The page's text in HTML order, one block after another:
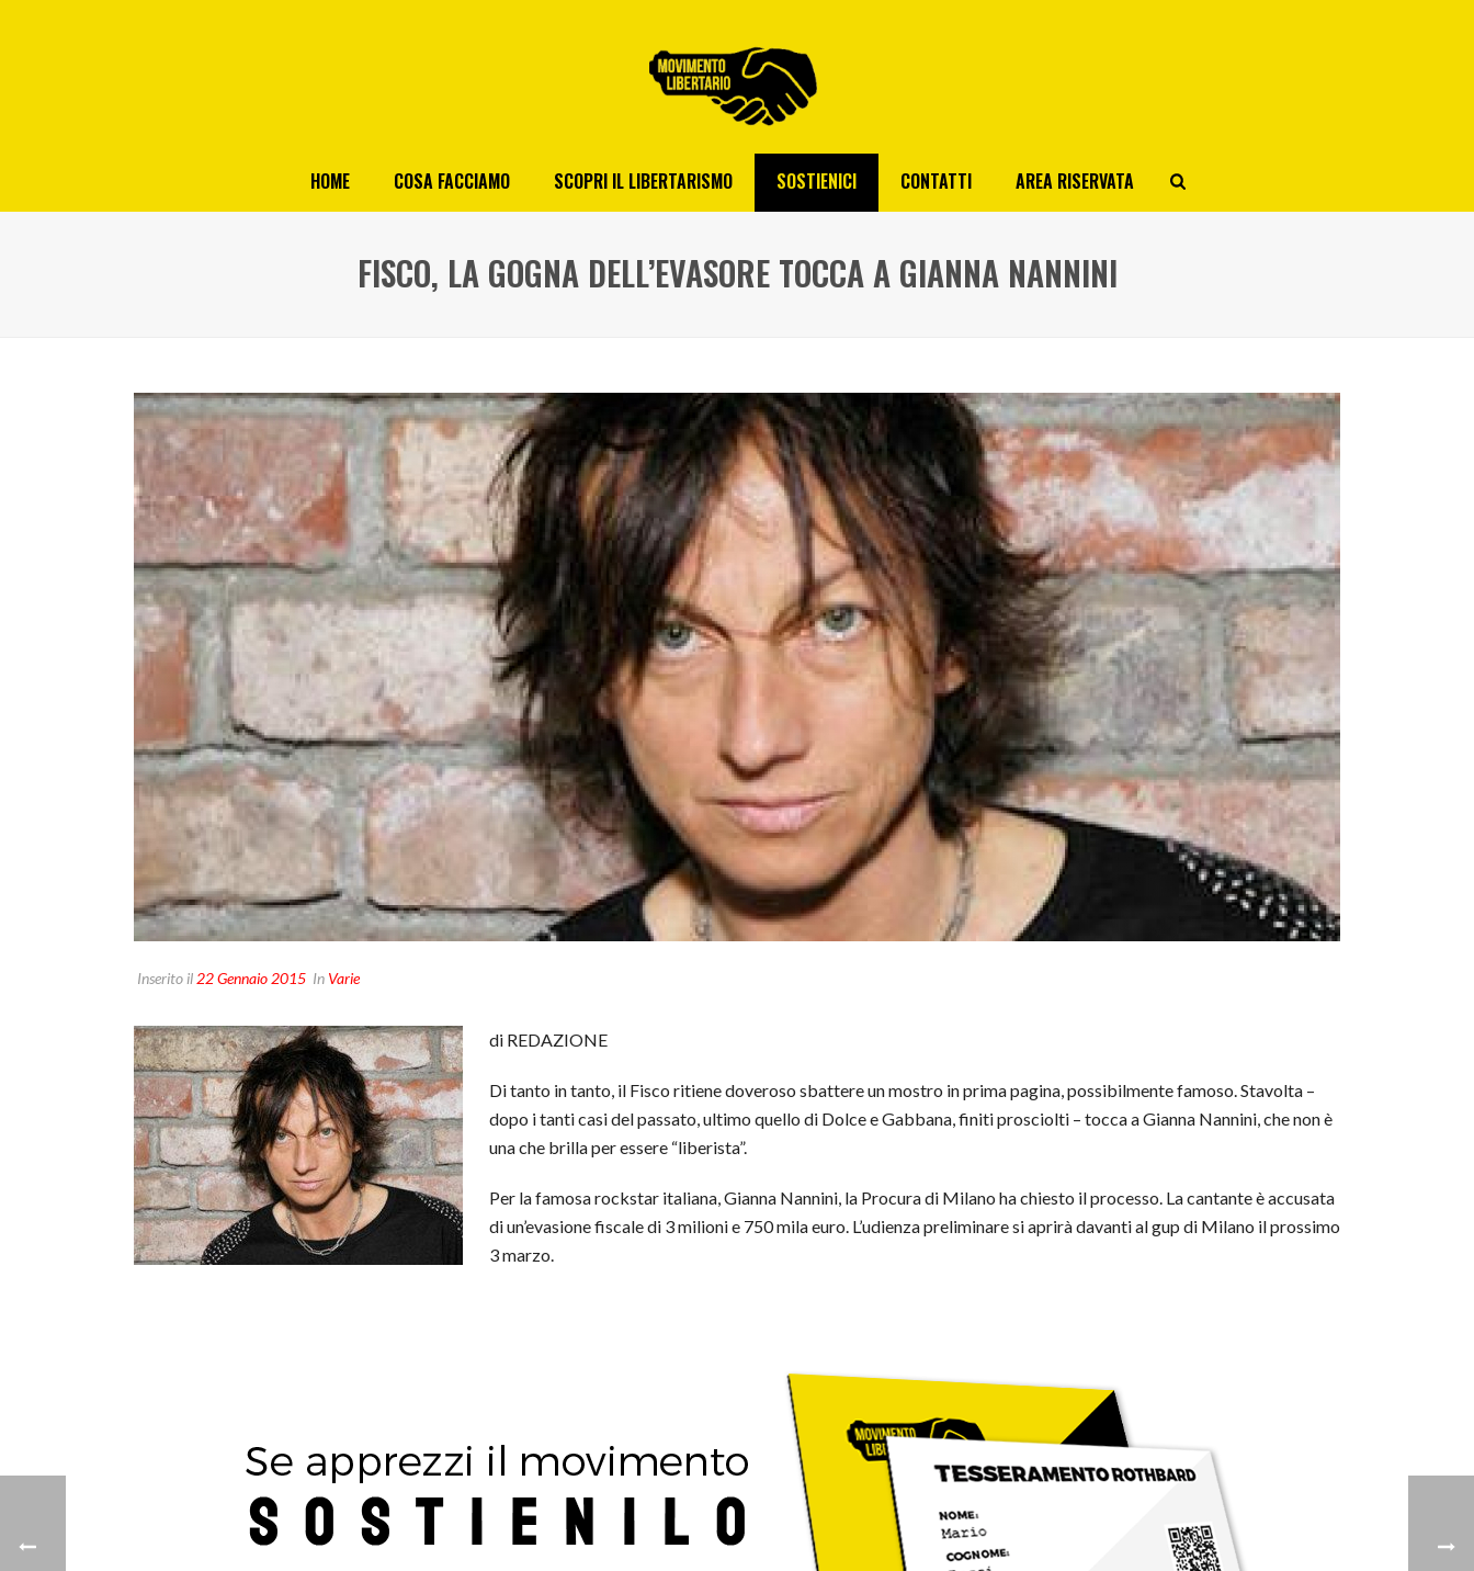
HOME COSA FACCIAMO SCOPRI IL LIBERTARISMO SOSTIENICI CONTATTI AREA RISERVATA
FISCO, LA GOGNA DELL’EVASORE TOCCA A GIANNA NANNINI
Inserito il 22 Gennaio 2015 In Varie
di REDAZIONE
Di tanto in tanto, il Fisco ritiene doveroso sbattere un mostro in prima pagina, possibilmente famoso. Stavolta –
dopo i tanti casi del passato, ultimo quello di Dolce e Gabbana, finiti prosciolti – tocca a Gianna Nannini, che non è
una che brilla per essere “liberista”.
Per la famosa rockstar italiana, Gianna Nannini, la Procura di Milano ha chiesto il processo. La cantante è accusata
di un’evasione fiscale di 3 milioni e 750 mila euro. L’udienza preliminare si aprirà davanti al gup di Milano il prossimo
3 marzo.